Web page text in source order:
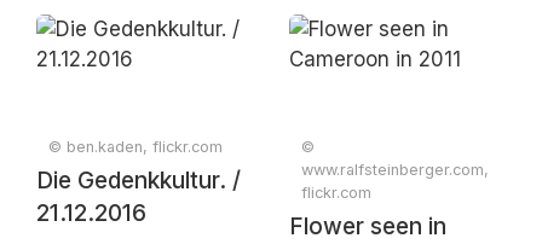
Cameroon.jpg
Limbe-Botanical-
Gardens.jpg
© ben.kaden, flickr.com
Die Gedenkkultur. /
21.12.2016
©
www.ralfsteinberger.com,
flickr.com
Flower seen in